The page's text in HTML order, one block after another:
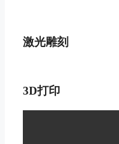
激光雕刻
3D打印